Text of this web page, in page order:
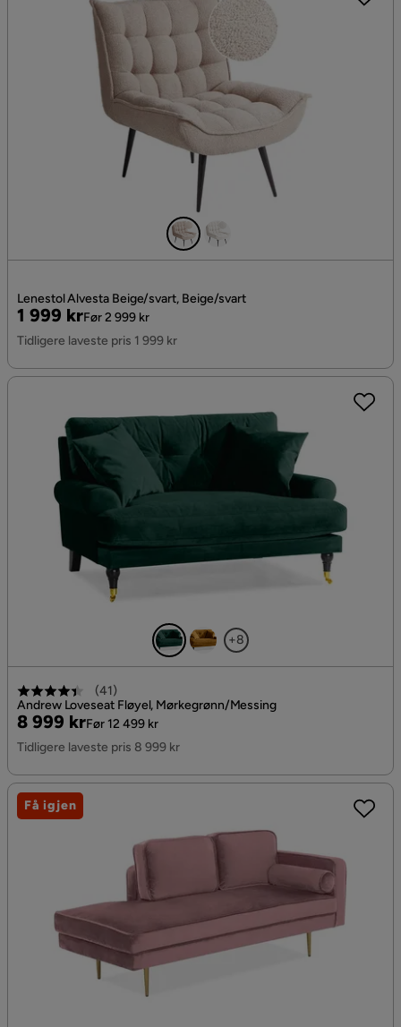
Lenestol Alvesta Beige/svart, Beige/svart
Pris
1 999 kr
Original
Pris
Før 2 999 kr
Tidligere laveste pris 1 999 kr
+8
(41)
Andrew Loveseat Fløyel, Mørkegrønn/Messing
Pris
8 999 kr
Original
Pris
Før 12 499 kr
Tidligere laveste pris 8 999 kr
Få igjen